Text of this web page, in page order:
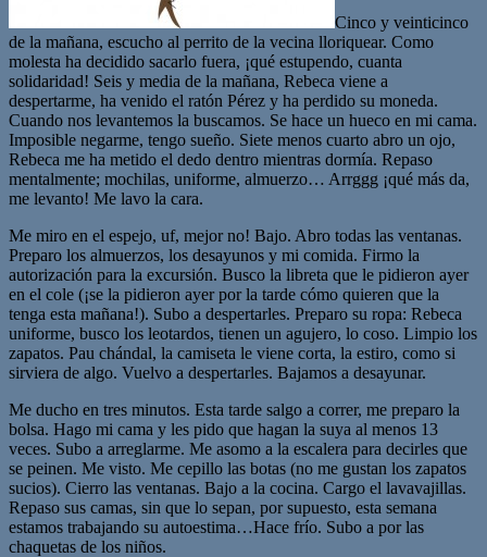
Cinco y veinticinco
de la mañana, escucho al perrito de la vecina lloriquear. Como
molesta ha decidido sacarlo fuera, ¡qué estupendo, cuanta
solidaridad! Seis y media de la mañana, Rebeca viene a
despertarme, ha venido el ratón Pérez y ha perdido su moneda.
Cuando nos levantemos la buscamos. Se hace un hueco en mi cama.
Imposible negarme, tengo sueño. Siete menos cuarto abro un ojo,
Rebeca me ha metido el dedo dentro mientras dormía. Repaso
mentalmente; mochilas, uniforme, almuerzo… Arrggg ¡qué más da,
me levanto! Me lavo la cara.
Me miro en el espejo, uf, mejor no! Bajo. Abro todas las ventanas.
Preparo los almuerzos, los desayunos y mi comida. Firmo la
autorización para la excursión. Busco la libreta que le pidieron ayer
en el cole (¡se la pidieron ayer por la tarde cómo quieren que la
tenga esta mañana!). Subo a despertarles. Preparo su ropa: Rebeca
uniforme, busco los leotardos, tienen un agujero, lo coso. Limpio los
zapatos. Pau chándal, la camiseta le viene corta, la estiro, como si
sirviera de algo. Vuelvo a despertarles. Bajamos a desayunar.
Me ducho en tres minutos. Esta tarde salgo a correr, me preparo la
bolsa. Hago mi cama y les pido que hagan la suya al menos 13
veces. Subo a arreglarme. Me asomo a la escalera para decirles que
se peinen. Me visto. Me cepillo las botas (no me gustan los zapatos
sucios). Cierro las ventanas. Bajo a la cocina. Cargo el lavavajillas.
Repaso sus camas, sin que lo sepan, por supuesto, esta semana
estamos trabajando su autoestima…Hace frío. Subo a por las
chaquetas de los niños.